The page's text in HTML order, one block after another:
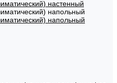
настенный
напольный
напольный